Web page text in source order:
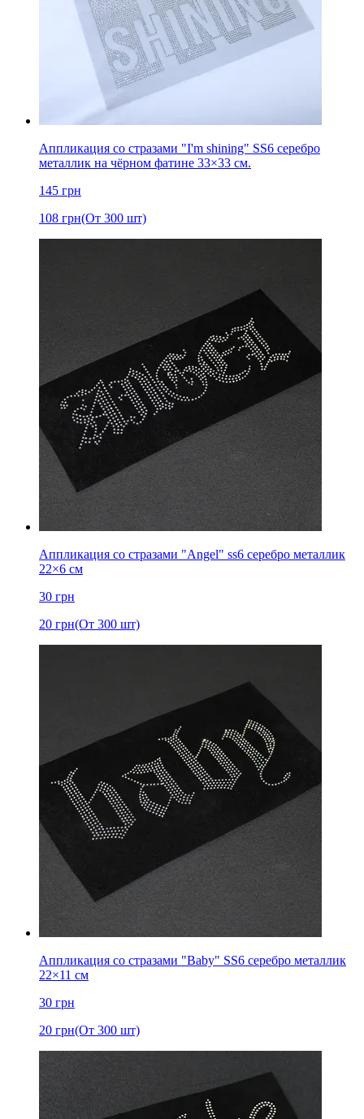
Аппликация со стразами "I'm shining" SS6 серебро
металлик на чёрном фатине 33×33 см.
145 грн
108 грн(От 300 шт)
Аппликация со стразами "Angel" ss6 серебро металлик
22×6 см
30 грн
20 грн(От 300 шт)
Аппликация со стразами "Baby" SS6 серебро металлик
22×11 см
30 грн
20 грн(От 300 шт)